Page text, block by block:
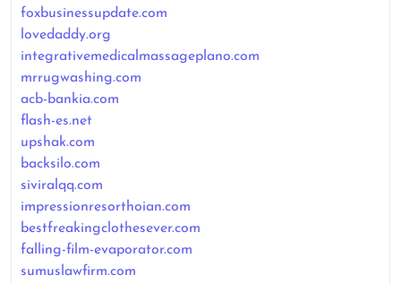
foxbusinessupdate.com
lovedaddy.org
integrativemedicalmassageplano.com
mrrugwashing.com
acb-bankia.com
flash-es.net
upshak.com
backsilo.com
siviralqq.com
impressionresorthoian.com
bestfreakingclothesever.com
falling-film-evaporator.com
sumuslawfirm.com